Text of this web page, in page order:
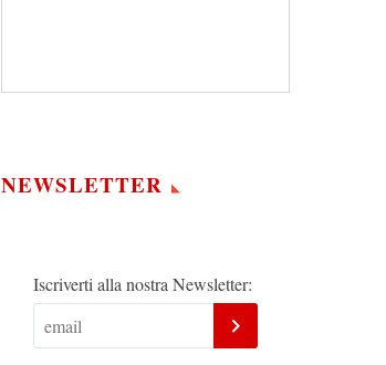
NEWSLETTER
Iscriverti alla nostra Newsletter: